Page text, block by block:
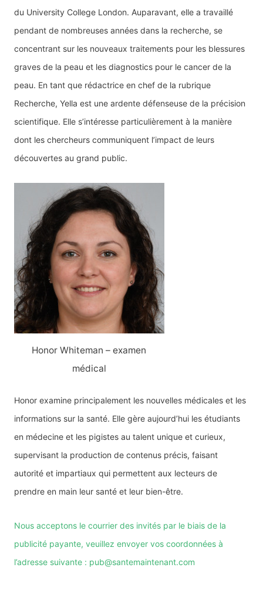
du University College London. Auparavant, elle a travaillé
pendant de nombreuses années dans la recherche, se
concentrant sur les nouveaux traitements pour les blessures
graves de la peau et les diagnostics pour le cancer de la
peau. En tant que rédactrice en chef de la rubrique
Recherche, Yella est une ardente défenseuse de la précision
scientifique. Elle s’intéresse particulièrement à la manière
dont les chercheurs communiquent l’impact de leurs
découvertes au grand public.
Honor Whiteman – examen
médical
Honor examine principalement les nouvelles médicales et les
informations sur la santé. Elle gère aujourd’hui les étudiants
en médecine et les pigistes au talent unique et curieux,
supervisant la production de contenus précis, faisant
autorité et impartiaux qui permettent aux lecteurs de
prendre en main leur santé et leur bien-être.
Nous acceptons le courrier des invités par le biais de la
publicité payante, veuillez envoyer vos coordonnées à
l’adresse suivante : pub@santemaintenant.com